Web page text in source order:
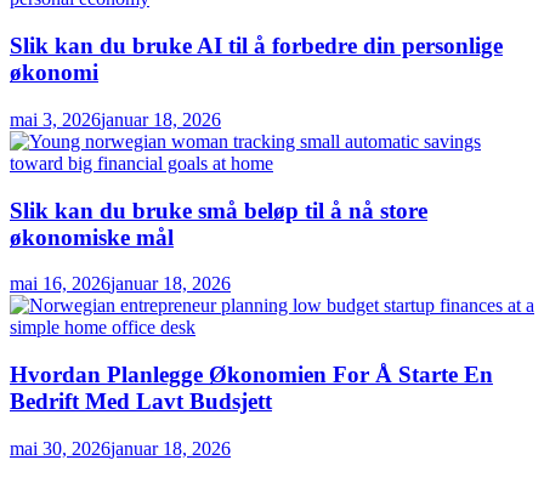
Slik kan du bruke AI til å forbedre din personlige
økonomi
mai 3, 2026januar 18, 2026
Slik kan du bruke små beløp til å nå store
økonomiske mål
mai 16, 2026januar 18, 2026
Hvordan Planlegge Økonomien For Å Starte En
Bedrift Med Lavt Budsjett
mai 30, 2026januar 18, 2026